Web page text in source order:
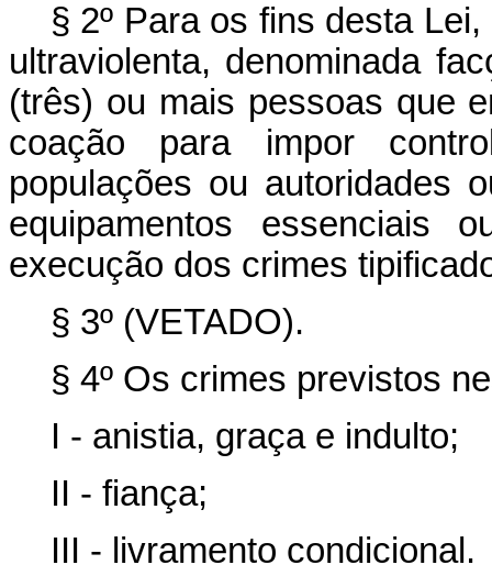
§ 2º Para os fins desta
ultraviolenta, denominada
(três) ou mais pessoas que
coação para impor
populações ou autoridades
equipamentos essenciais
execução dos crimes
§ 3º (VETADO).
§ 4º Os crimes previstos
I - anistia, graça e indulto;
II - fiança;
III - livramento condicional.